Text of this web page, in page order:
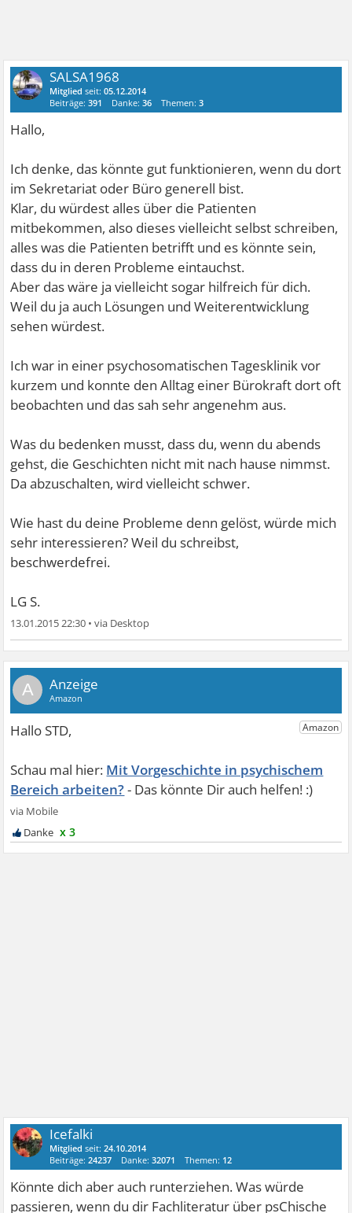
SALSA1968
Mitglied seit:05.12.2014
Beiträge:391 Danke:36 Themen:3
Hallo,
Ich denke, das könnte gut funktionieren, wenn du dort
im Sekretariat oder Büro generell bist.
Klar, du würdest alles über die Patienten
mitbekommen, also dieses vielleicht selbst schreiben,
alles was die Patienten betrifft und es könnte sein,
dass du in deren Probleme eintauchst.
Aber das wäre ja vielleicht sogar hilfreich für dich.
Weil du ja auch Lösungen und Weiterentwicklung
sehen würdest.
Ich war in einer psychosomatischen Tagesklinik vor
kurzem und konnte den Alltag einer Bürokraft dort oft
beobachten und das sah sehr angenehm aus.
Was du bedenken musst, dass du, wenn du abends
gehst, die Geschichten nicht mit nach hause nimmst.
Da abzuschalten, wird vielleicht schwer.
Wie hast du deine Probleme denn gelöst, würde mich
sehr interessieren? Weil du schreibst,
beschwerdefrei.
LG S.
13.01.2015 22:30 •
A
Mit Vorgeschichte in psychischem
Bereich arbeiten?
x 3
Icefalki
Mitglied seit:24.10.2014
Beiträge:24237 Danke:32071 Themen: 12
Könnte dich aber auch runterziehen. Was würde
passieren, wenn du dir Fachliteratur über psChische